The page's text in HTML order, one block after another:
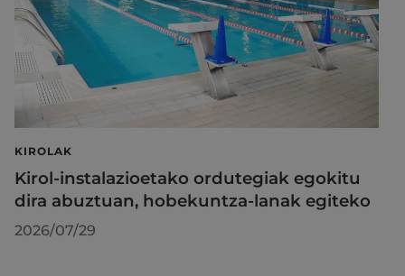
KIROLAK
Kirol-instalazioetako ordutegiak egokitu
dira abuztuan, hobekuntza-lanak egiteko
2026/07/29